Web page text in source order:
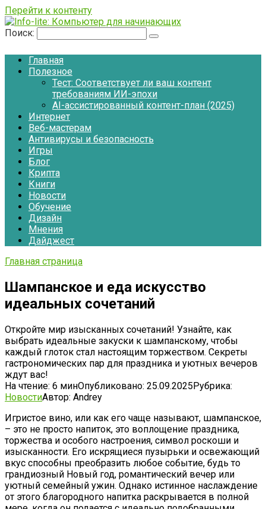
Перейти к контенту
Поиск:
Главная
Полезное
Тест: Соответствует ли ваш контент
требованиям ИИ-эпохи
AI-ассистированный контент-план (2025)
Интернет
Веб-мастерам
Антивирусы и безопасность
Игры
Блог
Крипта
Книги
Новости
Обучение
Дизайн
Мнения
Дайджест
Главная страница
Шампанское и еда искусство
идеальных сочетаний
Откройте мир изысканных сочетаний! Узнайте, как
выбрать идеальные закуски к шампанскому, чтобы
каждый глоток стал настоящим торжеством. Секреты
гастрономических пар для праздника и уютных вечеров
ждут вас!
На чтение: 6 минОпубликовано: 25.09.2025Рубрика:
НовостиАвтор: Andrey
Игристое вино, или как его чаще называют, шампанское,
– это не просто напиток, это воплощение праздника,
торжества и особого настроения, символ роскоши и
изысканности. Его искрящиеся пузырьки и освежающий
вкус способны преобразить любое событие, будь то
грандиозный Новый год, романтический вечер или
уютный семейный ужин. Однако истинное наслаждение
от этого благородного напитка раскрывается в полной